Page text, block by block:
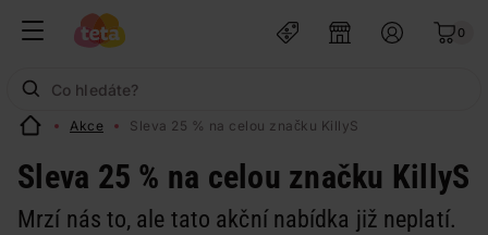
0
Akce Sleva 25 % na celou značku KillyS
Sleva 25 % na celou značku KillyS
Mrzí nás to, ale tato akční nabídka již neplatí.